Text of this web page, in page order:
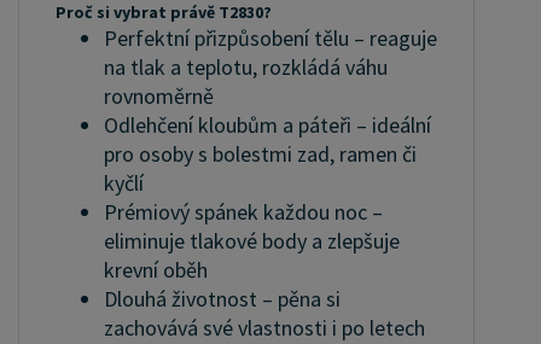
Proč si vybrat právě T2830?
Perfektní přizpůsobení tělu – reaguje
na tlak a teplotu, rozkládá váhu
rovnoměrně
Odlehčení kloubům a páteři – ideální
pro osoby s bolestmi zad, ramen či
kyčlí
Prémiový spánek každou noc –
eliminuje tlakové body a zlepšuje
krevní oběh
Dlouhá životnost – pěna si
zachovává své vlastnosti i po letech